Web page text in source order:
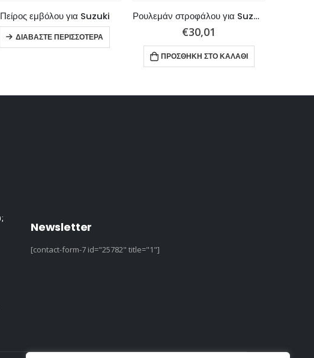
Πείρος εμβόλου για Suzuki
ΔΙΑΒΆΣΤΕ ΠΕΡΙΣΣΌΤΕΡΑ
Ρουλεμάν στροφάλου για Suzuki 25 x 25 x 15 mm
€30,01
ΠΡΟΣΘΉΚΗ ΣΤΟ ΚΑΛΆΘΙ
Newsletter
[contact-form-7 id="25782" title="1"]